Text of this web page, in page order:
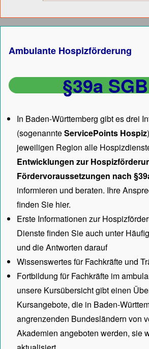
Ambulante Hospizförderung
§39a
In Baden-Württemberg gibt es drei
(sogenannteServicePoints Hospiz
jeweiligen Region alle
Entwicklungen zur
Fördervoraussetzungen nach
informieren und beraten. Ihre
finden Sie hier.
Erste Informationen zur
Dienste finden Sie auch unter
und die Antworten darauf
Wissenswertes für Fachkräfte und
Fortbildung für Fachkräfte im
unsere Kursübersichtgibt einen
Kursangebote, die in Baden-
angrenzenden Bundesländern von
Akademien angeboten werden, sie